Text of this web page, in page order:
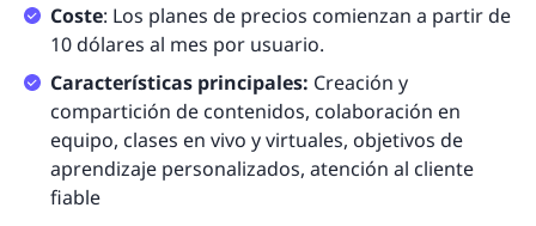
Coste: Los planes de precios comienzan a partir de
10 dólares al mes por usuario.
Características principales: Creación y
compartición de contenidos, colaboración en
equipo, clases en vivo y virtuales, objetivos de
aprendizaje personalizados, atención al cliente
fiable